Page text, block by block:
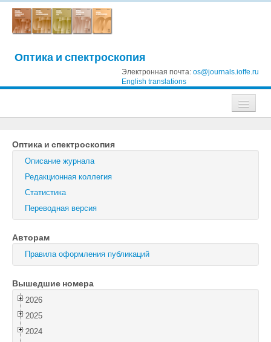
Оптика и спектроскопия
Электронная почта: os@journals.ioffe.ru
English translations
Журнал технической физики
Письма в Журнал технической физики
Физика твердого тела
Физика и техника полупроводников
Оптика и спектроскопия
Поиск
Войти
Оптика и спектроскопия
Описание журнала
Редакционная коллегия
Статистика
Переводная версия
Авторам
Правила оформления публикаций
Вышедшие номера
2026
2025
2024